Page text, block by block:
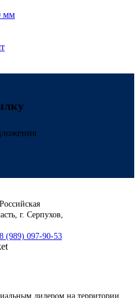
мм
Российская
г. Серпухов,
8 (989) 097-90-53
дилером на территории